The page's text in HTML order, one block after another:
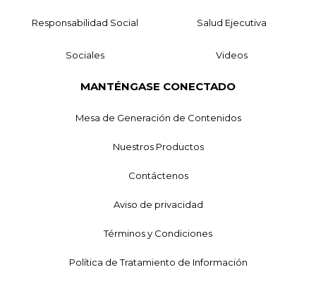
Responsabilidad Social Salud Ejecutiva
Sociales Videos
MANTÉNGASE CONECTADO
Mesa de Generación de Contenidos
Nuestros Productos
Contáctenos
Aviso de privacidad
Términos y Condiciones
Política de Tratamiento de Información